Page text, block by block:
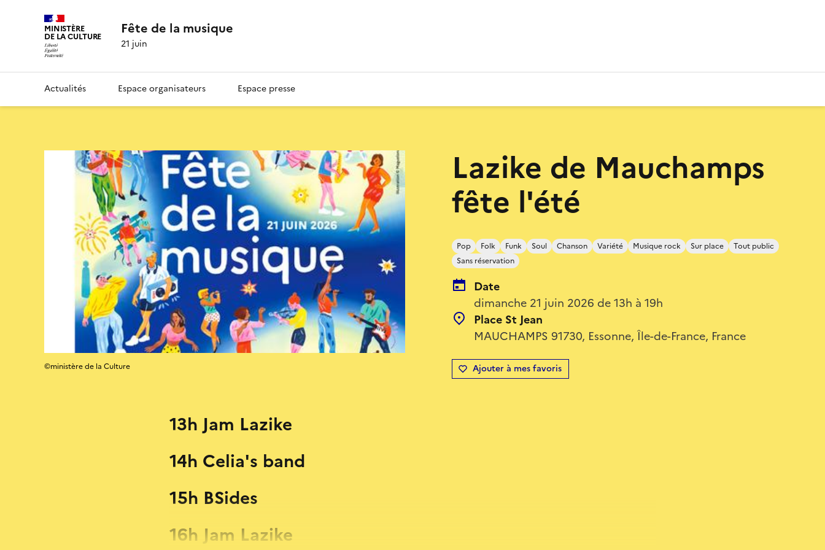
MINISTÈRE
DE LA CULTURE Fête de la musique
21 juin
Actualités Espace organisateurs Espace presse
Lazike de Mauchamps
fête l'été
Pop Folk Funk Soul Chanson Variété Musique rock Sur place
Tout public
Sans réservation
Date
dimanche 21 juin 2026 de 13h à 19h
Place St Jean
MAUCHAMPS 91730, Essonne, Île-de-France, France
Ajouter à mes favoris
©ministère de la Culture
13h Jam Lazike
14h Celia's band
15h BSides
16h Jam Lazike